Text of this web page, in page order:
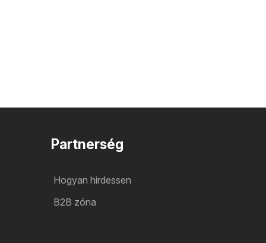
Partnerség
Hogyan hirdessen
B2B zóna